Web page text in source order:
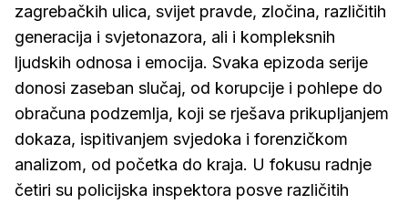
zagrebačkih ulica, svijet pravde, zločina, različitih
generacija i svjetonazora, ali i kompleksnih
ljudskih odnosa i emocija. Svaka epizoda serije
donosi zaseban slučaj, od korupcije i pohlepe do
obračuna podzemlja, koji se rješava prikupljanjem
dokaza, ispitivanjem svjedoka i forenzičkom
analizom, od početka do kraja. U fokusu radnje
četiri su policijska inspektora posve različitih